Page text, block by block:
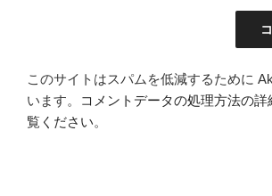
このサイトはスパムを低減するために
います。
コメントデータの処理方法の
覧ください。